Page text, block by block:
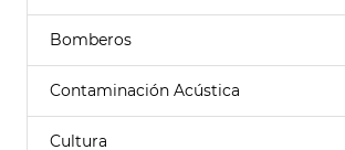
Bomberos
Contaminación Acústica
Cultura